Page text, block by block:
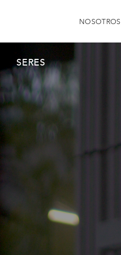
NOSOTROS
SERES